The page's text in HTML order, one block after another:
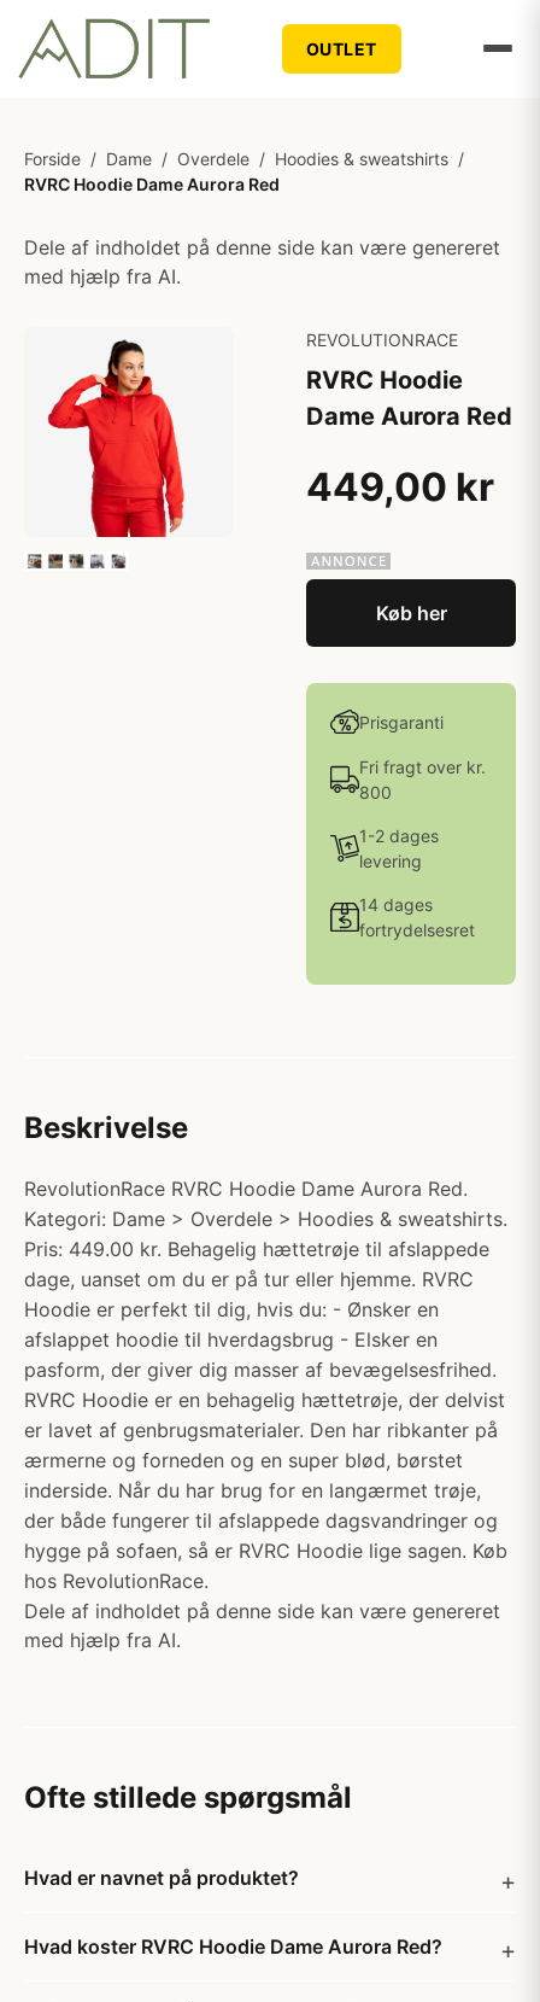
OUTLET
Forside / Dame / Overdele / Hoodies & sweatshirts /
RVRC Hoodie Dame Aurora Red
Dele af indholdet på denne side kan være genereret
med hjælp fra AI.
REVOLUTIONRACE
RVRC Hoodie
Dame Aurora Red
449,00 kr
Køb her
Prisgaranti
Fri fragt over kr.
800
1-2 dages
levering
14 dages
fortrydelsesret
Beskrivelse
RevolutionRace RVRC Hoodie Dame Aurora Red.
Kategori: Dame > Overdele > Hoodies & sweatshirts.
Pris: 449.00 kr. Behagelig hættetrøje til afslappede
dage, uanset om du er på tur eller hjemme. RVRC
Hoodie er perfekt til dig, hvis du: - Ønsker en
afslappet hoodie til hverdagsbrug - Elsker en
pasform, der giver dig masser af bevægelsesfrihed.
RVRC Hoodie er en behagelig hættetrøje, der delvist
er lavet af genbrugsmaterialer. Den har ribkanter på
ærmerne og forneden og en super blød, børstet
inderside. Når du har brug for en langærmet trøje,
der både fungerer til afslappede dagsvandringer og
hygge på sofaen, så er RVRC Hoodie lige sagen. Køb
hos RevolutionRace.
Dele af indholdet på denne side kan være genereret
med hjælp fra AI.
Ofte stillede spørgsmål
Hvad er navnet på produktet?
Hvad koster RVRC Hoodie Dame Aurora Red?